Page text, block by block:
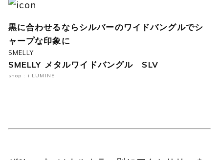
黒に合わせるならシルバーのワイドバングルでシ
ャープな印象に
SMELLY
SMELLY メタルワイドバングル SLV
shop : i LUMINE